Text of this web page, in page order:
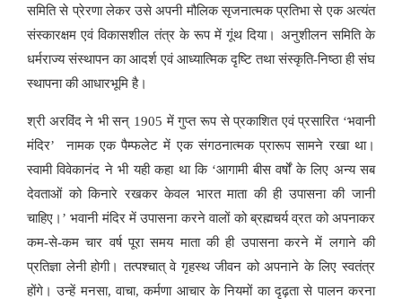
समिति से प्रेरणा लेकर उसे अपनी मौलिक सृजनात्मक प्रतिभा से एक अत्यंत
संस्कारक्षम एवं विकासशील तंत्र के रूप में गूंथ दिया। अनुशीलन समिति के
धर्मराज्य संस्थापन का आदर्श एवं आध्यात्मिक दृष्टि तथा संस्कृति-निष्ठा ही संघ
स्थापना की आधारभूमि है।
श्री अरविंद ने भी सन् 1905 में गुप्त रूप से प्रकाशित एवं प्रसारित ‘भवानी
मंदिर’ नामक एक पैम्फलेट में एक संगठनात्मक प्रारूप सामने रखा था।
स्वामी विवेकानंद ने भी यही कहा था कि ‘आगामी बीस वर्षों के लिए अन्य सब
देवताओं को किनारे रखकर केवल भारत माता की ही उपासना की जानी
चाहिए।’ भवानी मंदिर में उपासना करने वालों को ब्रह्मचर्य व्रत को अपनाकर
कम-से-कम चार वर्ष पूरा समय माता की ही उपासना करने में लगाने की
प्रतिज्ञा लेनी होगी। तत्पश्चात् वे गृहस्थ जीवन को अपनाने के लिए स्वतंत्र
होंगे। उन्हें मनसा, वाचा, कर्मणा आचार के नियमों का दृढ़ता से पालन करना